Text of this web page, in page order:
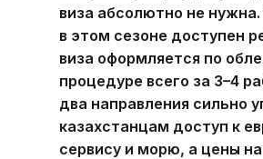
виза абсолютно не
в этом сезоне доступен
виза оформляется по
процедуре всего за 3–4
два направления сильно
казахстанцам доступ к
сервису и морю, а цены